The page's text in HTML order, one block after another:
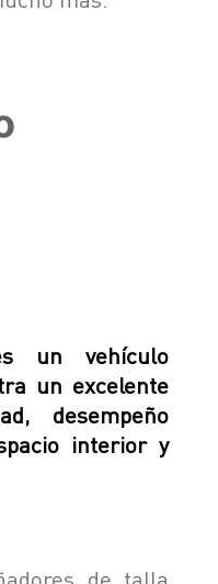
un vehículo
un excelente
desempeño
interior y